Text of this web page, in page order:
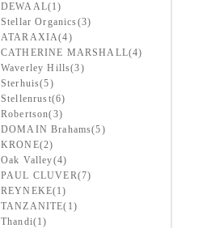
DEWAAL(1)
Stellar Organics(3)
ATARAXIA(4)
CATHERINE MARSHALL(4)
Waverley Hills(3)
Sterhuis(5)
Stellenrust(6)
Robertson(3)
DOMAIN Brahams(5)
KRONE(2)
Oak Valley(4)
PAUL CLUVER(7)
REYNEKE(1)
TANZANITE(1)
Thandi(1)